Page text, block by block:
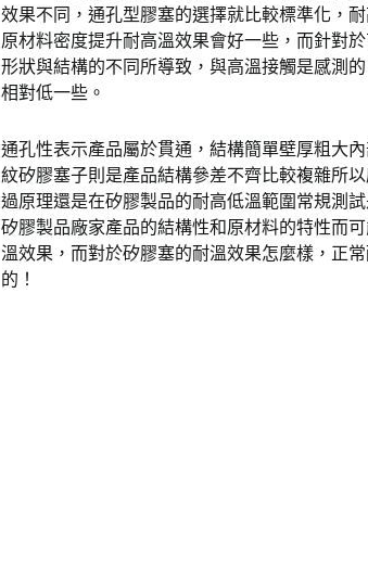
效果不同，通孔型膠塞的選擇就比較標準化，
原材料密度提升耐高溫效果會好一些，而針對
形狀與結構的不同所導致，與高溫接觸是感測
相對低一些。
通孔性表示產品屬於貫通，結構簡單壁厚粗大
紋矽膠塞子則是產品結構參差不齊比較複雜所
過原理還是在矽膠製品的耐高低溫範圍常規測
矽膠製品廠家產品的結構性和原材料的特性而
溫效果，而對於矽膠塞的耐溫效果怎麼樣，正
的！